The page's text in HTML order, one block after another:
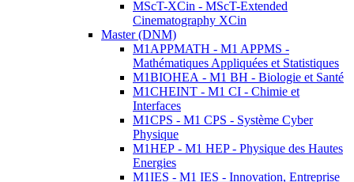
MScT-XCin - MScT-Extended
Cinematography XCin
Master (DNM)
M1APPMATH - M1 APPMS -
Mathématiques Appliquées et Statistiques
M1BIOHEA - M1 BH - Biologie et Santé
M1CHEINT - M1 CI - Chimie et
Interfaces
M1CPS - M1 CPS - Système Cyber
Physique
M1HEP - M1 HEP - Physique des Hautes
Energies
M1IES - M1 IES - Innovation, Entreprise